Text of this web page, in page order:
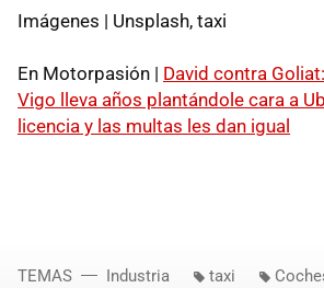
Imágenes | Unsplash, taxi
En Motorpasión | David contra
Vigo lleva años plantándole cara a
licencia y las multas les dan igual
TEMAS Industria taxi